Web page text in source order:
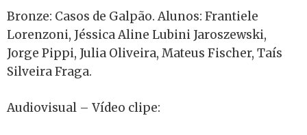
Bronze: Casos de Galpão. Alunos: Frantiele
Lorenzoni, Jéssica Aline Lubini Jaroszewski,
Jorge Pippi, Julia Oliveira, Mateus Fischer, Taís
Silveira Fraga.
Audiovisual – Vídeo clipe: